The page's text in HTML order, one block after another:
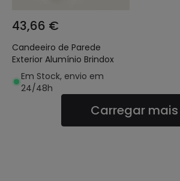
43,66 €
Candeeiro de Parede
Exterior Alumínio Brindox
Em Stock, envio em
24/48h
Carregar mais